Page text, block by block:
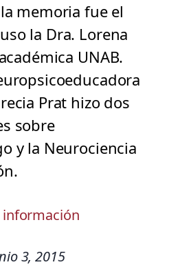
memoria fue el
la Dra. Lorena
UNAB.
Prat hizo dos
sobre
y la Neurociencia
información
3, 2015